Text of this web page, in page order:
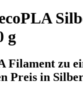
g
Filament zu
Preis in